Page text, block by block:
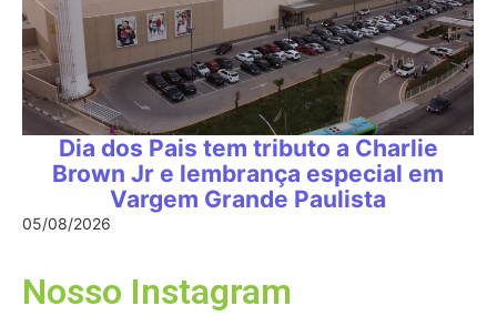
Dia dos Pais tem tributo a Charlie
Brown Jr e lembrança especial em
Vargem Grande Paulista
05/08/2026
Nosso Instagram